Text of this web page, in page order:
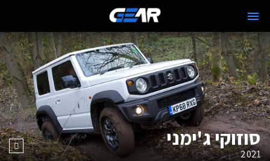
סוזוקי ג'ימני
2021